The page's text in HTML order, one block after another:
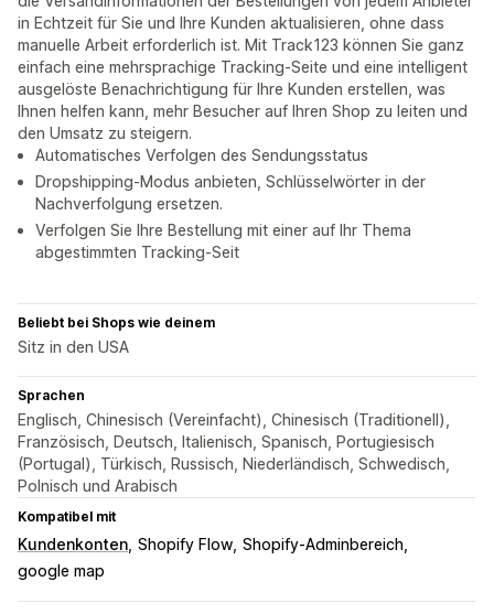
in Echtzeit für Sie und Ihre Kunden aktualisieren, ohne dass
manuelle Arbeit erforderlich ist. Mit Track123 können Sie ganz
einfach eine mehrsprachige Tracking-Seite und eine intelligent
ausgelöste Benachrichtigung für Ihre Kunden erstellen, was
Ihnen helfen kann, mehr Besucher auf Ihren Shop zu leiten und
den Umsatz zu steigern.
Automatisches Verfolgen des Sendungsstatus
Dropshipping-Modus anbieten, Schlüsselwörter in der
Nachverfolgung ersetzen.
Verfolgen Sie Ihre Bestellung mit einer auf Ihr Thema
abgestimmten Tracking-Seit
Beliebt bei Shops wie deinem
Sitz in den USA
Sprachen
Englisch, Chinesisch (Vereinfacht), Chinesisch (Traditionell),
Französisch, Deutsch, Italienisch, Spanisch, Portugiesisch
(Portugal), Türkisch, Russisch, Niederländisch, Schwedisch,
Polnisch und Arabisch
Kompatibel mit
Kundenkonten Shopify Flow Shopify-Adminbereich
google map